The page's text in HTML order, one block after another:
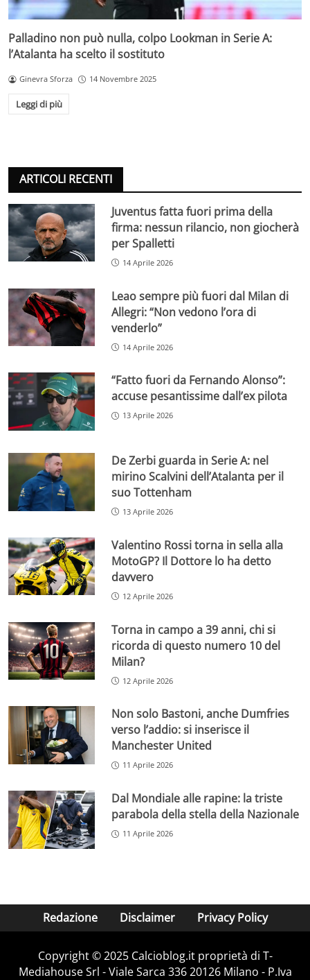
Palladino non può nulla, colpo Lookman in Serie A:
l’Atalanta ha scelto il sostituto
Ginevra Sforza 14 Novembre 2025
Leggi di più
ARTICOLI RECENTI
Juventus fatta fuori prima della
firma: nessun rilancio, non giocherà
per Spalletti
14 Aprile 2026
Leao sempre più fuori dal Milan di
Allegri: “Non vedono l’ora di
venderlo”
14 Aprile 2026
“Fatto fuori da Fernando Alonso”:
accuse pesantissime dall’ex pilota
13 Aprile 2026
De Zerbi guarda in Serie A: nel
mirino Scalvini dell’Atalanta per il
suo Tottenham
13 Aprile 2026
Valentino Rossi torna in sella alla
MotoGP? Il Dottore lo ha detto
davvero
12 Aprile 2026
Torna in campo a 39 anni, chi si
ricorda di questo numero 10 del
Milan?
12 Aprile 2026
Non solo Bastoni, anche Dumfries
verso l’addio: si inserisce il
Manchester United
11 Aprile 2026
Dal Mondiale alle rapine: la triste
parabola della stella della Nazionale
11 Aprile 2026
Redazione Disclaimer Privacy Policy
Copyright © 2025 Calcioblog.it proprietà di T-
Mediahouse Srl - Viale Sarca 336 20126 Milano - P.Iva